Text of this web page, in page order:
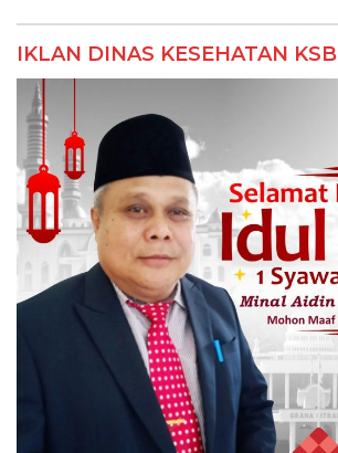
IKLAN DINAS KESEHATAN KSB